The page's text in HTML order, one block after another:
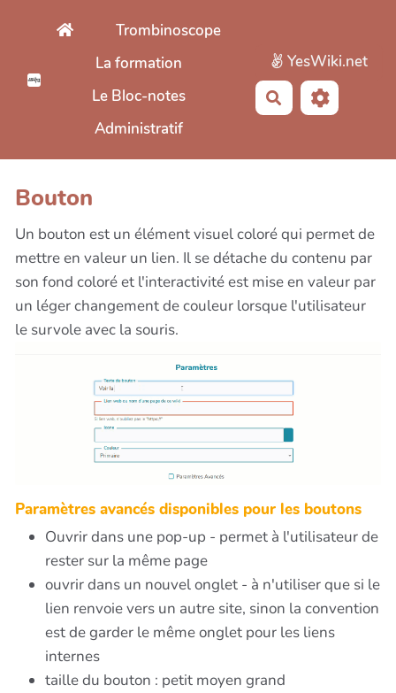
Aller au contenu principal
Trombinoscope
La formation
Le Bloc-notes
Administratif
YesWiki.net
Rechercher
Bouton
Un bouton est un élément visuel coloré qui permet de
mettre en valeur un lien. Il se détache du contenu par
son fond coloré et l'interactivité est mise en valeur par
un léger changement de couleur lorsque l'utilisateur
le survole avec la souris.
Paramètres avancés disponibles pour les boutons
Ouvrir dans une pop-up - permet à l'utilisateur de
rester sur la même page
ouvrir dans un nouvel onglet - à n'utiliser que si le
lien renvoie vers un autre site, sinon la convention
est de garder le même onglet pour les liens
internes
taille du bouton : petit moyen grand